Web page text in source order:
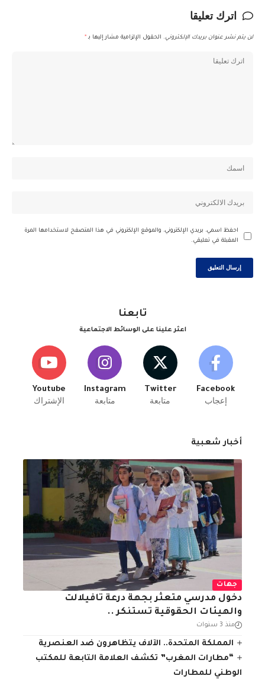
اترك تعليقا
لن يتم نشر عنوان بريدك الإلكتروني. الحقول الإلزامية مشار إليها بـ *
احفظ اسمي، بريدي الإلكتروني، والموقع الإلكتروني في هذا المتصفح لاستخدامها المرة
المقبلة في تعليقي.
تابعنا
اعثر علينا على الوسائط الاجتماعية
Facebook
إعجاب
Twitter
متابعة
Instagram
متابعة
Youtube
الإشتراك
أخبار شعبية
جهات
دخول مدرسي متعثر بجهة درعة تافيلالت
والهيئات الحقوقية تستنكر ..
منذ 3 سنوات
المملكة المتحدة.. الآلاف يتظاهرون ضد العنصرية
“مطارات المغرب” تكشف العلامة التابعة للمكتب
الوطني للمطارات